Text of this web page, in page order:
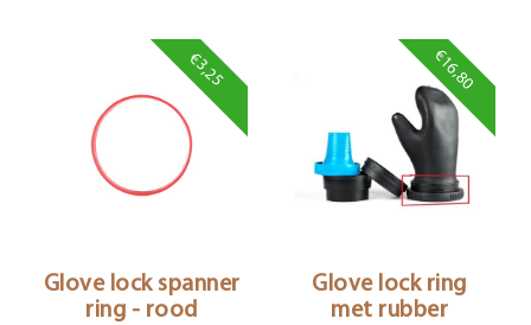
€3,25
Glove lock spanner
ring - rood
€16,80
Glove lock ring
met rubber